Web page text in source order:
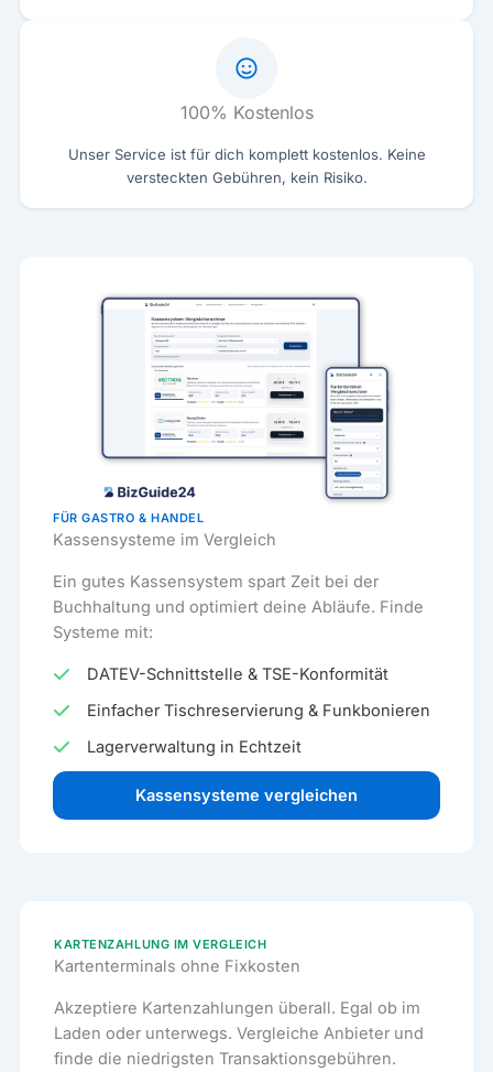
100% Kostenlos
Unser Service ist für dich komplett kostenlos. Keine
versteckten Gebühren, kein Risiko.
FÜR GASTRO & HANDEL
Kassensysteme im Vergleich
Ein gutes Kassensystem spart Zeit bei der
Buchhaltung und optimiert deine Abläufe. Finde
Systeme mit:
DATEV-Schnittstelle & TSE-Konformität
Einfacher Tischreservierung & Funkbonieren
Lagerverwaltung in Echtzeit
Kassensysteme vergleichen
KARTENZAHLUNG IM VERGLEICH
Kartenterminals ohne Fixkosten
Akzeptiere Kartenzahlungen überall. Egal ob im
Laden oder unterwegs. Vergleiche Anbieter und
finde die niedrigsten Transaktionsgebühren.